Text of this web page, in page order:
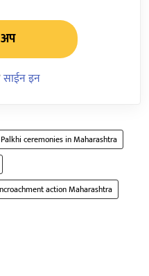
साईन इन
Palkhi ceremonies in Maharashtra
action Maharashtra